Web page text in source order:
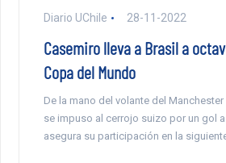
Diario UChile 28-11-2022
Casemiro lleva a Brasil a
Copa del Mundo
De la mano del volante del Manchester
se impuso al cerrojo suizo por un gol
asegura su participación en la